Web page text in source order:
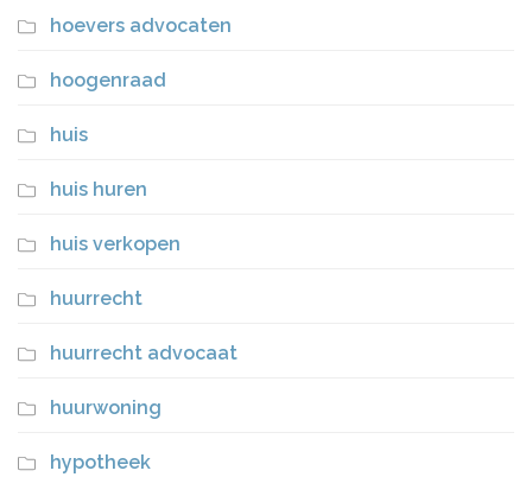
hoevers advocaten
hoogenraad
huis
huis huren
huis verkopen
huurrecht
huurrecht advocaat
huurwoning
hypotheek